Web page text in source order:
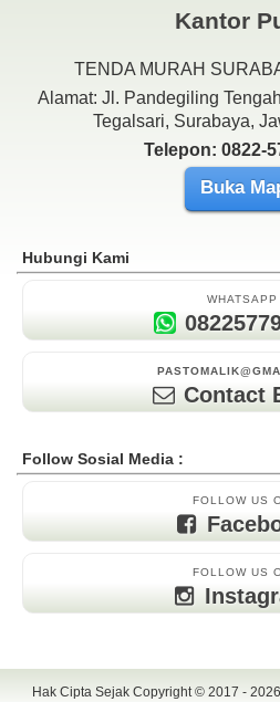
Kantor
TENDA MURAH
Alamat: Jl. Pandegiling
Tegalsari, Surabaya,
Telepon: 0822-
Buka
Hubungi Kami
WHATSAPP
Contact
Follow Sosial Media :
FOLLOW US
FOLLOW US
Hak Cipta Sejak Copyright © 2017 - 2026